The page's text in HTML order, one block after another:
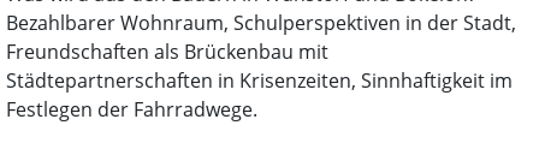
Bezahlbarer Wohnraum, Schulperspektiven in der Stadt,
Freundschaften als Brückenbau mit
Städtepartnerschaften in Krisenzeiten, Sinnhaftigkeit im
Festlegen der Fahrradwege.